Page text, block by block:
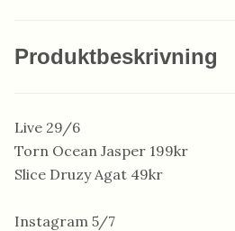
Produktbeskrivning
Live 29/6
Torn Ocean Jasper 199kr
Slice Druzy Agat 49kr
Instagram 5/7